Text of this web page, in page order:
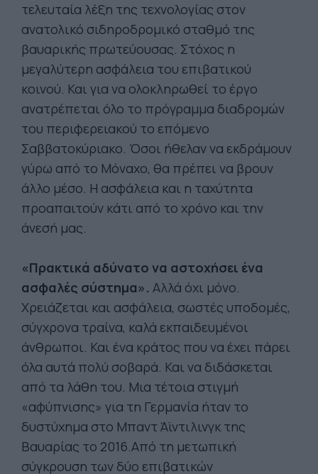
τελευταία λέξη της τεχνολογίας στον
ανατολικό σιδηροδρομικό σταθμό της
βαυαρικής πρωτεύουσας. Στόχος η
μεγαλύτερη ασφάλεια του επιβατικού
κοινού. Και για να ολοκληρωθεί το έργο
ανατρέπεται όλο το πρόγραμμα διαδρομών
του περιφερειακού το επόμενο
Σαββατοκύριακο. Όσοι ήθελαν να εκδράμουν
γύρω από το Μόναχο, θα πρέπει να βρουν
άλλο μέσο. Η ασφάλεια και η ταχύτητα
προαπαιτούν κάτι από το χρόνο και την
άνεσή μας.
«Πρακτικά αδύνατο να αστοχήσει ένα
ασφαλές σύστημα». Αλλά όχι μόνο.
Χρειάζεται και ασφάλεια, σωστές υποδομές,
σύγχρονα τραίνα, καλά εκπαιδευμένοι
άνθρωποι. Και ένα κράτος που να έχει πάρει
όλα αυτά πολύ σοβαρά. Και να διδάσκεται
από τα λάθη του. Μια τέτοια στιγμή
«αφύπνισης» για τη Γερμανία ήταν το
δυστύχημα στο Μπαντ Άϊντιλινγκ της
Βαυαρίας το 2016.Από τη μετωπική
σύγκρουση των δύο επιβατικών